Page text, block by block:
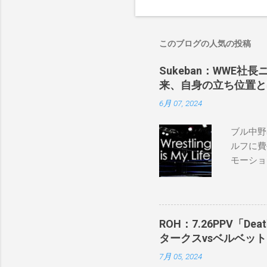
このブログの人気の投稿
Sukeban：WWE社長
来、自身の立ち位置
6月 07, 2024
ブル中
ルフに
モーシ
の過去
ランの
バンで
私の好
ように
ROH：7.26PPV「
タークスvsベルベッ
7月 05, 2024